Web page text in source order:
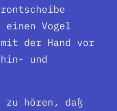
Vogel
der Hand vor
und
zu hören, daß